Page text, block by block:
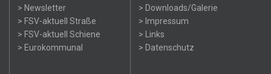
> Newsletter
> FSV-aktuell Straße
> FSV-aktuell Schiene
> Eurokommunal
> Downloads/Galerie
> Impressum
> Links
> Datenschutz